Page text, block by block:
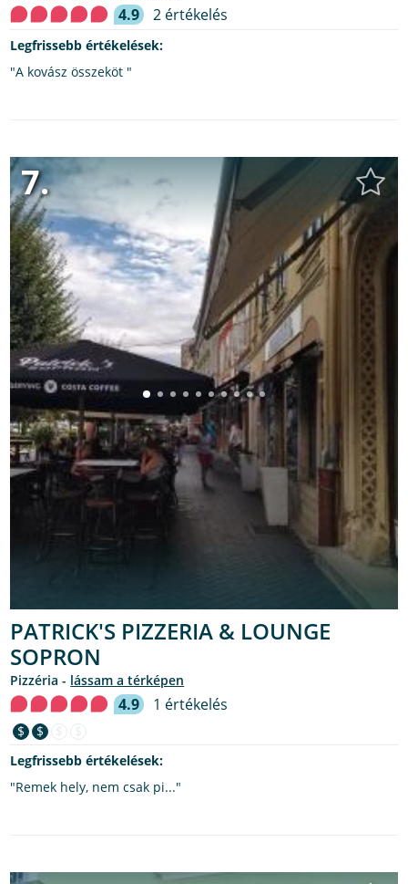
4.9 2 értékelés
Legfrissebb értékelések:
"A kovász összeköt "
7.
PATRICK'S PIZZERIA & LOUNGE
SOPRON
pizzéria - lássam a térképen
4.9 1 értékelés
$ $
Legfrissebb értékelések:
"Remek hely, nem csak pi..."